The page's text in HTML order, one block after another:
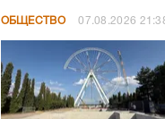
ОБЩЕСТВО 07.08.2026